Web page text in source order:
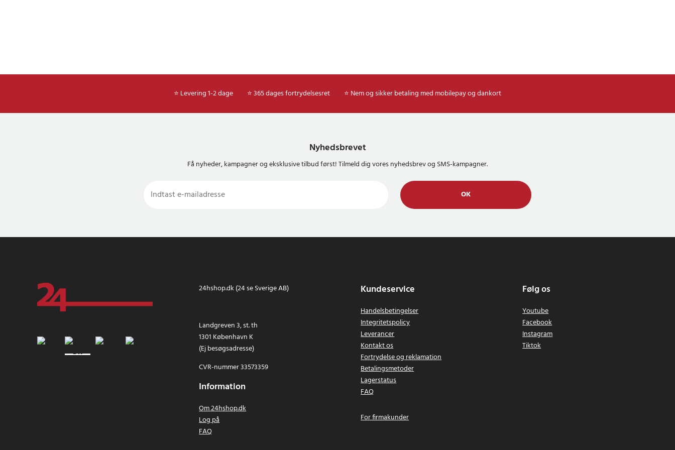
⭐ Levering 1-2 dage ⭐ 365 dages fortrydelsesret ⭐ Nem og sikker betaling med mobilepay og dankort
Nyhedsbrevet
Få nyheder, kampagner og eksklusive tilbud først! Tilmeld dig vores nyhedsbrev og SMS-kampagner.
OK
24hshop.dk (24 se Sverige AB)
Landgreven 3, st. th
1301 København K
(Ej besøgsadresse)
CVR-nummer 33573359
Information
Om 24hshop.dk
Log på
FAQ
Kundeservice
Handelsbetingelser
Integritetspolicy
Leverancer
Kontakt os
Fortrydelse og reklamation
Betalingsmetoder
Lagerstatus
FAQ
For firmakunder
Følg os
Youtube
Facebook
Instagram
Tiktok